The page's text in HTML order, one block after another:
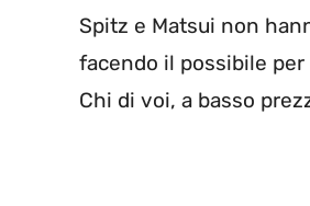
Spitz e Matsui non
facendo il possibile
Chi di voi, a basso